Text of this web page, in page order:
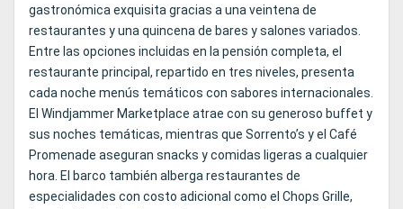
gastronómica exquisita gracias a una veintena de
restaurantes y una quincena de bares y salones variados.
Entre las opciones incluidas en la pensión completa, el
restaurante principal, repartido en tres niveles, presenta
cada noche menús temáticos con sabores internacionales.
El Windjammer Marketplace atrae con su generoso buffet y
sus noches temáticas, mientras que Sorrento’s y el Café
Promenade aseguran snacks y comidas ligeras a cualquier
hora. El barco también alberga restaurantes de
especialidades con costo adicional como el Chops Grille,